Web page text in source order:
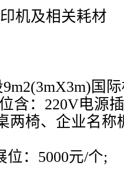
机及相关耗材
国
含：220V电源
两椅、企业名称
位：5000元/个;